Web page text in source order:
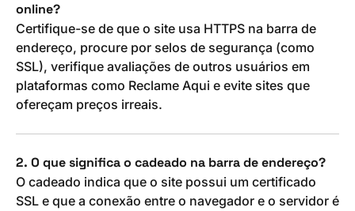
online?
Certifique-se de que o site usa HTTPS na barra de
endereço, procure por selos de segurança (como
SSL), verifique avaliações de outros usuários em
plataformas como Reclame Aqui e evite sites que
ofereçam preços irreais.
2. O que significa o cadeado na barra de endereço?
O cadeado indica que o site possui um certificado
SSL e que a conexão entre o navegador e o servidor é